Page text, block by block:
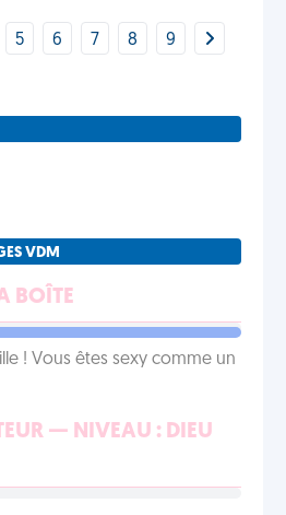
5 6 7 8 9
VDM
BOÎTE
! Vous êtes sexy comme un
— NIVEAU : DIEU